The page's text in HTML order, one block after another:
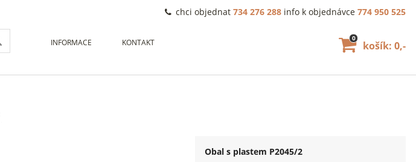
Obal s plastem P2045/2
INFORMACE KONTAKT
chci objednat 734 276 288 info k objednávce 774 950 525
košík: 0,-
0